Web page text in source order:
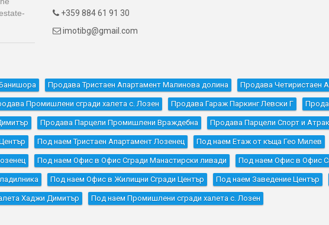
+359 884 61 91 30
 imotibg@gmail.com
Продава Тристаен Апартамент Малинова долина Продава Четиристаен
Промишлени сгради халета с. Лозен Продава Гараж Паркинг Левски Г
Продава Парцели Промишлени Враждебна Продава Парцели Спорт и
Под наем Тристаен Апартамент Лозенец Под наем Етаж от къща Гео Милев
Под наем Офис в Офис Сгради Манастирски ливади Под наем Офис в Офис
Под наем Офис в Жилищни Сгради Център Под наем Заведение Център
Хаджи Димитър Под наем Промишлени сгради халета с. Лозен